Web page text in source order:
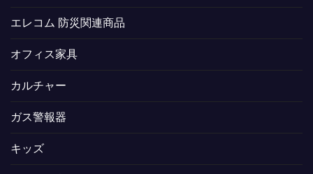
エレコム 防災関連商品
オフィス家具
カルチャー
ガス警報器
キッズ